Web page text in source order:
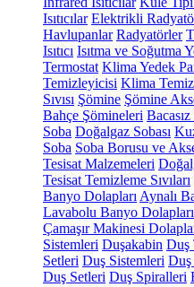
Isıtıcılar Elektrikli
Havlupanlar Radyatörler
Isıtıcı Isıtma ve Soğutma
Termostat Klima Yedek
Temizleyicisi Klima
Sıvısı Şömine Şömine
Bahçe Şömineleri
Soba Doğalgaz Sobası
Soba Soba Borusu ve
Tesisat Malzemeleri
Tesisat Temizleme Sıvıları
Banyo Dolapları Aynalı
Lavabolu Banyo Dolapları
Çamaşır Makinesi
Sistemleri Duşakabin Duş
Setleri Duş Sistemleri Duş
Duş Setleri Duş Spiralleri